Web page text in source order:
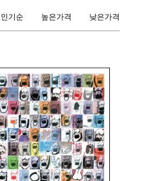
인기순 높은가격 낮은가격